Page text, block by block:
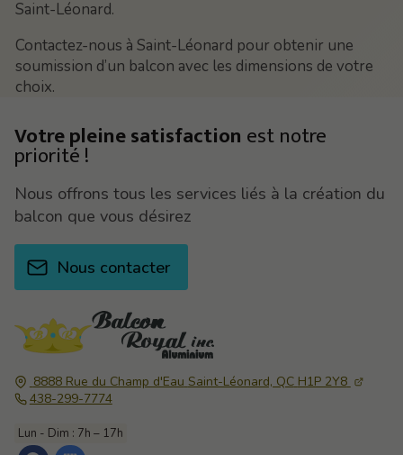
Saint-Léonard.
Contactez-nous à Saint-Léonard pour obtenir une
soumission d’un balcon avec les dimensions de votre
choix.
8888 Rue du Champ d'Eau Saint-Léonard, QC H1P 2Y8
438-299-7774
Lun - Dim : 7h – 17h
Votre pleine satisfaction est notre
priorité !
Nous offrons tous les services liés à la création du
balcon que vous désirez
Nous contacter